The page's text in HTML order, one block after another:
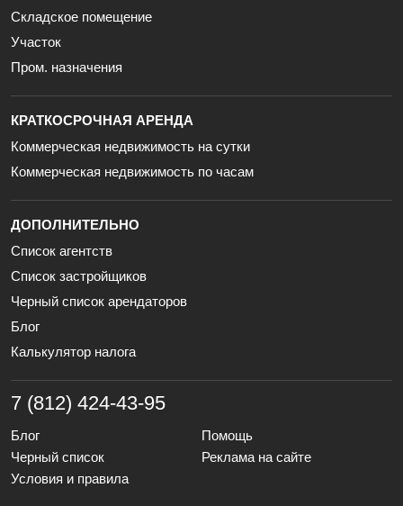
Складское помещение
Участок
Пром. назначения
КРАТКОСРОЧНАЯ АРЕНДА
Коммерческая недвижимость на сутки
Коммерческая недвижимость по часам
ДОПОЛНИТЕЛЬНО
Список агентств
Список застройщиков
Черный список арендаторов
Блог
Калькулятор налога
7 (812) 424-43-95
Блог
Помощь
Черный список
Реклама на сайте
Условия и правила